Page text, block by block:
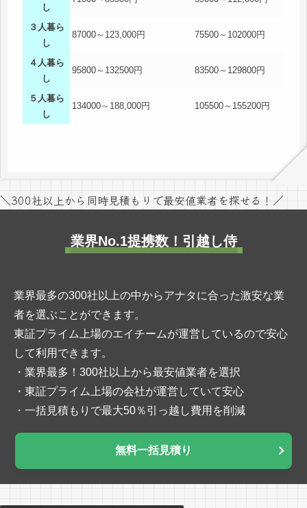
し
３人暮ら
し
87000～123,000円 75500～102000円
４人暮ら
し
95800～132500円 83500～129800円
５人暮ら
し
134000～188,000円 105500～155200円
＼300社以上から同時見積もりで最安値業者を探せる！／
業界No.1提携数！引越し侍
業界最多の300社以上の中からアナタに合った激安な業
者を選ぶことができます。
東証プライム上場のエイチームが運営しているので安心
して利用できます。
・業界最多！300社以上から最安値業者を選択
・東証プライム上場の会社が運営していて安心
・一括見積もりで最大50％引っ越し費用を削減
無料一括見積り